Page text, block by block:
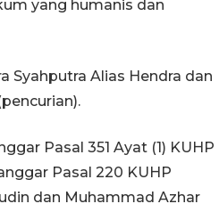
yang humanis dan
Syahputra Alias Hendra dan
Pasal 351 Ayat (1) KUHP
Pasal 220 KUHP
dan Muhammad Azhar